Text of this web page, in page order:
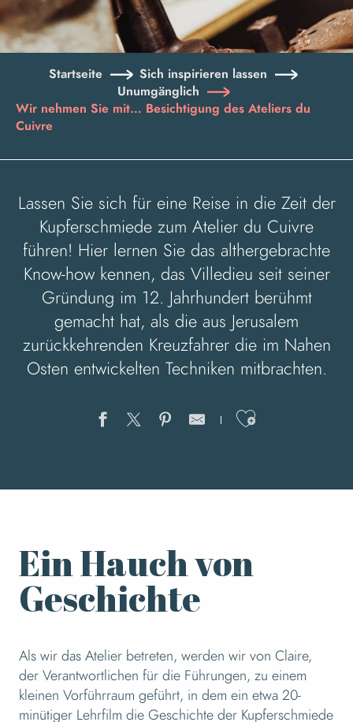
Startseite
Sich inspirieren lassen
Unumgänglich
Wir nehmen Sie mit… Besichtigung des Ateliers du
Cuivre
Lassen Sie sich für eine Reise in die Zeit der
Kupferschmiede zum Atelier du Cuivre
führen! Hier lernen Sie das althergebrachte
Know-how kennen, das Villedieu seit seiner
Gründung im 12. Jahrhundert berühmt
gemacht hat, als die aus Jerusalem
zurückkehrenden Kreuzfahrer die im Nahen
Osten entwickelten Techniken mitbrachten.
Ajouter
Ein Hauch von
Geschichte
Als wir das Atelier betreten, werden wir von Claire,
der Verantwortlichen für die Führungen, zu einem
kleinen Vorführraum geführt, in dem ein etwa 20-
minütiger Lehrfilm die Geschichte der Kupferschmiede